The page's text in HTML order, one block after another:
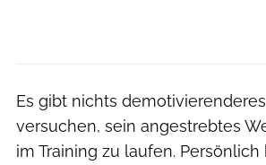
Es gibt nichts
versuchen, sein angestrebtes
im Training zu laufen. Persönlich